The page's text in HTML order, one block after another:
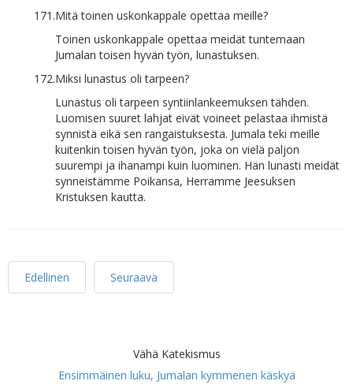
171.Mitä toinen uskonkappale opettaa meille?
Toinen uskonkappale opettaa meidät tuntemaan
Jumalan toisen hyvän työn, lunastuksen.
172.Miksi lunastus oli tarpeen?
Lunastus oli tarpeen syntiinlankeemuksen tähden.
Luomisen suuret lahjat eivät voineet pelastaa ihmistä
synnistä eikä sen rangaistuksesta. Jumala teki meille
kuitenkin toisen hyvän työn, joka on vielä paljon
suurempi ja ihanampi kuin luominen. Hän lunasti meidät
synneistämme Poikansa, Herramme Jeesuksen
Kristuksen kautta.
Edellinen Seuraava
Vähä Katekismus
Ensimmäinen luku, Jumalan kymmenen käskyä